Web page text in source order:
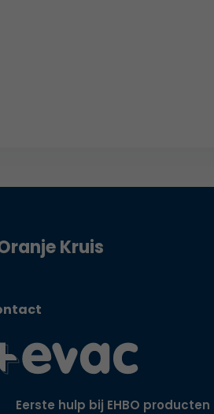
Kruis
Eerste hulp bij EHBO producten